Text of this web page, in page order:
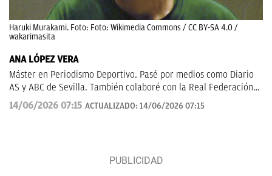
Haruki Murakami. Foto: Foto: Wikimedia Commons / CC BY-SA 4.0 /
wakarimasita
ANA LÓPEZ VERA
Máster en Periodismo Deportivo. Pasé por medios como Diario
AS y ABC de Sevilla. También colaboré con la Real Federación
de Fútbol Andaluza.
14/06/2026 07:15 ACTUALIZADO: 14/06/2026 07:15